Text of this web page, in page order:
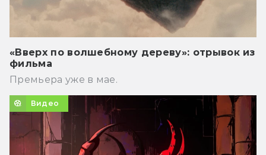
«Вверх по волшебному дереву»: отрывок из
фильма
Премьера уже в мае.
Видео